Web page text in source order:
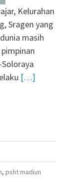
Kelurahan
Sragen yang
masih
[…]
, psht madiun